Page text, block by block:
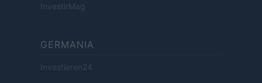
InvestirMag
GERMANIA
Investieren24